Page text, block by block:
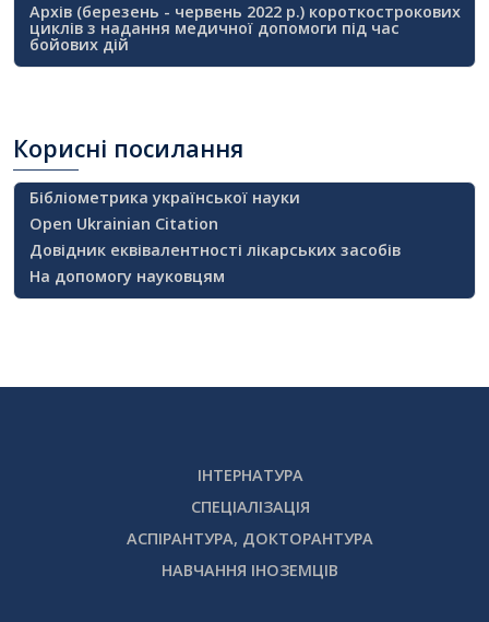
Архів (березень - червень 2022 р.) короткострокових
циклів з надання медичної допомоги під час
бойових дій
Корисні посилання
Бібліометрика української науки
Open Ukrainian Citation
Довідник еквівалентності лікарських засобів
На допомогу науковцям
ІНТЕРНАТУРА
СПЕЦІАЛІЗАЦІЯ
АСПІРАНТУРА, ДОКТОРАНТУРА
НАВЧАННЯ ІНОЗЕМЦІВ